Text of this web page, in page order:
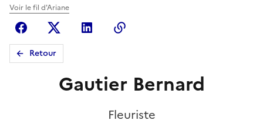
Voir le fil d'Ariane
FacebookX (anciennement Twitter)
Linkedin
Retour
Gautier Bernard
Fleuriste